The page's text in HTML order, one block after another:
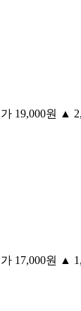
19,000원
17,000원